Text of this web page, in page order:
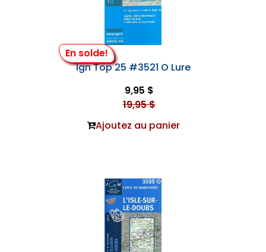
En solde!
Ign Top 25 #3521 O Lure
9,95 $
19,95 $
Ajoutez au panier